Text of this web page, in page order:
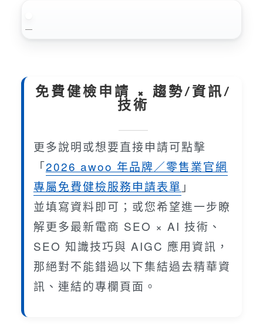
免費健檢申請 × 趨勢/資訊/
技術
更多說明或想要直接申請可點擊
「2026 awoo 年品牌／零售業官網
專屬免費健檢服務申請表單 」
並填寫資料即可；或您希望進一步瞭
解更多最新電商 SEO × AI 技術、
SEO 知識技巧與 AIGC 應用資訊，
那絕對不能錯過以下集結過去精華資
訊、連結的專欄頁面。